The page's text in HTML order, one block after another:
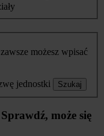
możesz wpisać
jednostki Szukaj
może się